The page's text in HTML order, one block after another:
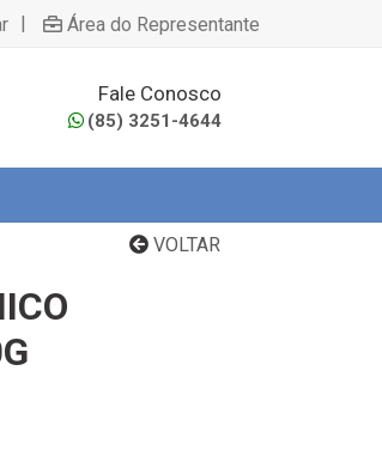
| Área do Representante
Fale Conosco
(85) 3251-4644
VOLTAR